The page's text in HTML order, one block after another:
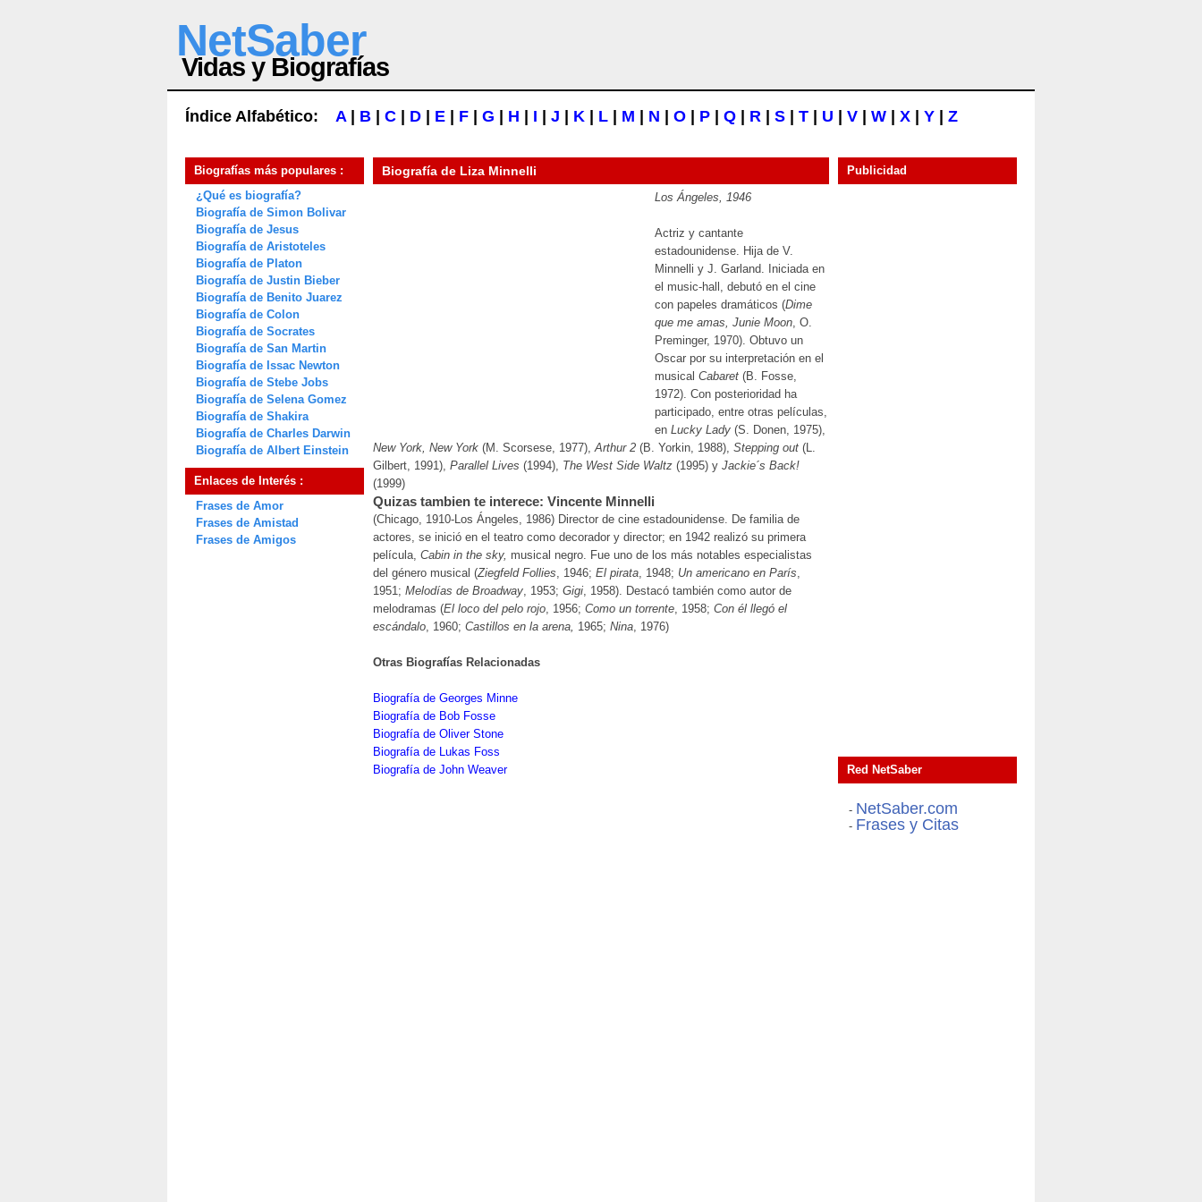
NetSaber
Vidas y Biografías
Índice Alfabético: A| B C D E F G H I J K L M N O P Q R S T U V W X Y Z
Biografías más populares :
¿Qué es biografía?
Biografía de Simon Bolivar
Biografía de Jesus
Biografía de Aristoteles
Biografía de Platon
Biografía de Justin Bieber
Biografía de Benito Juarez
Biografía de Colon
Biografía de Socrates
Biografía de San Martin
Biografía de Issac Newton
Biografía de Stebe Jobs
Biografía de Selena Gomez
Biografía de Shakira
Biografía de Charles Darwin
Biografía de Albert Einstein
Enlaces de Interés :
Frases de Amor
Frases de Amistad
Frases de Amigos
Biografía de Liza Minnelli
Los Ángeles, 1946
Actriz y cantante
estadounidense. Hija de V.
Minnelli y J. Garland. Iniciada en
el music-hall, debutó en el cine
con papeles dramáticos (Dime
que me amas, Junie Moon, O.
Preminger, 1970). Obtuvo un
Oscar por su interpretación en el
musical Cabaret (B. Fosse,
1972). Con posterioridad ha
participado, entre otras películas,
en Lucky Lady (S. Donen, 1975),
New York, New York (M. Scorsese, 1977),Arthur 2 (B. Yorkin, 1988), Stepping out (L.
Gilbert, 1991), Parallel Lives (1994), The West Side Waltz (1995) y Jackie´s Back!
(1999)
Quizas tambien te interece: Vincente Minnelli
(Chicago, 1910-Los Ángeles, 1986) Director de cine estadounidense. De familia de
actores, se inició en el teatro como decorador y director; en 1942 realizó su primera
película, Cabin in the sky, musical negro. Fue uno de los más notables especialistas
del género musical (Ziegfeld Follies, 1946; El pirata, 1948; Un americano en París,
1951; Melodías de Broadway, 1953; Gigi, 1958). Destacó también como autor de
melodramas (El loco del pelo rojo, 1956; Como un torrente, 1958; Con él llegó el
escándalo, 1960; Castillos en la arena, 1965; Nina, 1976)
Otras Biografías Relacionadas
Biografía de Georges Minne
Biografía de Bob Fosse
Biografía de Oliver Stone
Biografía de Lukas Foss
Biografía de John Weaver
Publicidad
Red NetSaber
- NetSaber.com
- Frases y Citas